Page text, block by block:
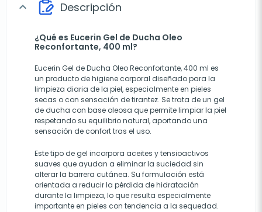
expand_more Descripción
¿Qué es Eucerin Gel de Ducha Oleo
Reconfortante, 400 ml?
Eucerin Gel de Ducha Oleo Reconfortante, 400 ml es
un producto de higiene corporal diseñado para la
limpieza diaria de la piel, especialmente en pieles
secas o con sensación de tirantez. Se trata de un gel
de ducha con base oleosa que permite limpiar la piel
respetando su equilibrio natural, aportando una
sensación de confort tras el uso.
Este tipo de gel incorpora aceites y tensioactivos
suaves que ayudan a eliminar la suciedad sin
alterar la barrera cutánea. Su formulación está
orientada a reducir la pérdida de hidratación
durante la limpieza, lo que resulta especialmente
importante en pieles con tendencia a la sequedad.